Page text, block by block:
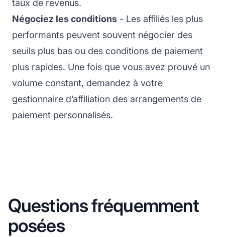
taux de revenus.
Négociez les conditions - Les affiliés les plus
performants peuvent souvent négocier des
seuils plus bas ou des conditions de paiement
plus rapides. Une fois que vous avez prouvé un
volume constant, demandez à votre
gestionnaire d’affiliation des arrangements de
paiement personnalisés.
Questions fréquemment
posées